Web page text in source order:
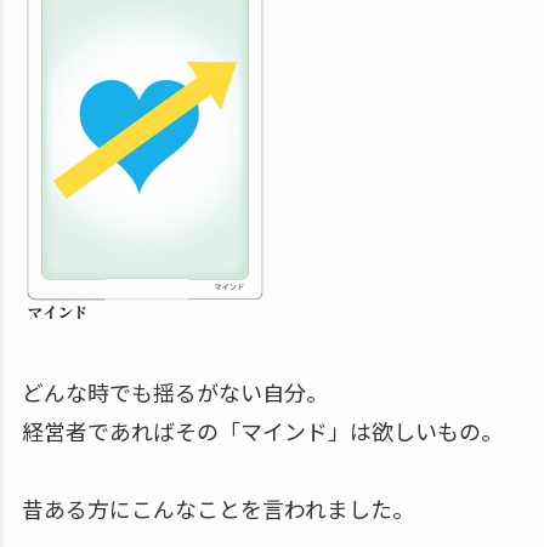
どんな時でも揺るがない自分。
経営者であればその「マインド」は欲しいもの。
昔ある方にこんなことを言われました。